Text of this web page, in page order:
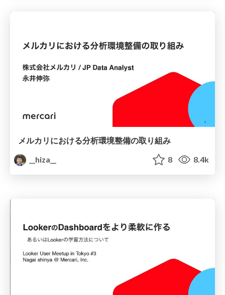
メルカリにおける分析環境整備の取り組み
__hiza__
8 8.4k